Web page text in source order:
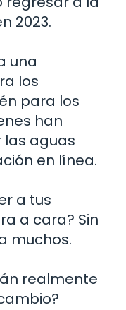
2023.
una
los
para los
han
aguas
en línea.
a tus
a cara? Sin
muchos.
realmente